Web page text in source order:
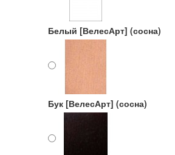
Белый [ВелесАрт] (сосна)
Бук [ВелесАрт] (сосна)